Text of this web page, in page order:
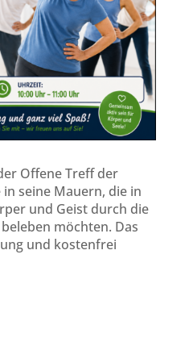
Offene Treff der
seine Mauern, die in
und Geist durch die
möchten. Das
und kostenfrei